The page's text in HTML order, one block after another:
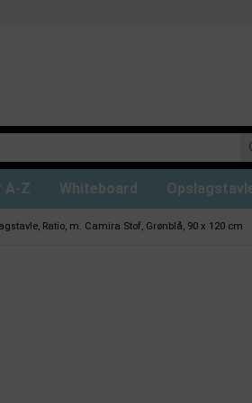
A-Z Whiteboard
Ratio, m. Camira Stof, Grønblå, 90 x 120 cm